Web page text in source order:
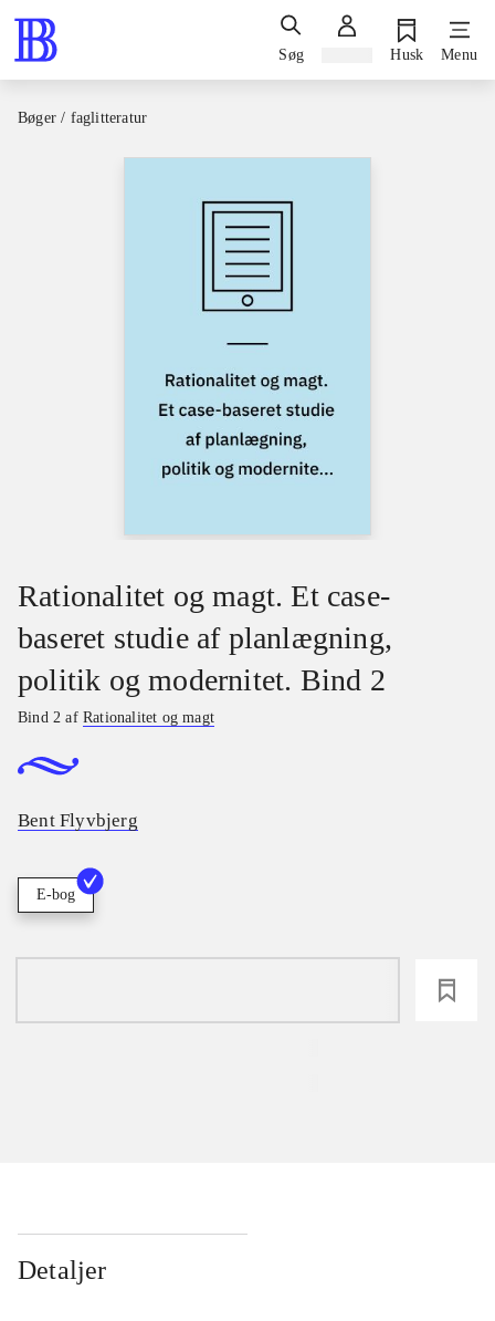
Søg Husk Menu
Bøger / faglitteratur
Rationalitet og magt. Et case-
baseret studie af planlægning,
politik og modernitet. Bind 2
Bind 2 afRationalitet og magt
Bent Flyvbjerg
E-bog
Detaljer